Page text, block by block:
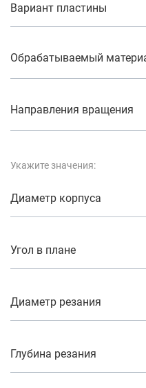
Вариант пластины
Обрабатываемый
Направления вращения
Укажите значения:
Диаметр корпуса
Угол в плане
Диаметр резания
Глубина резания